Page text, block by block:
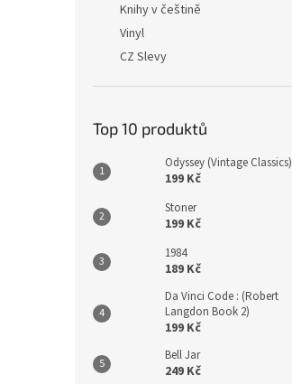
Knihy v češtině
Vinyl
CZ Slevy
Top 10 produktů
Odyssey (Vintage Classics)
199 Kč
Stoner
199 Kč
1984
189 Kč
Da Vinci Code : (Robert
Langdon Book 2)
199 Kč
Bell Jar
249 Kč